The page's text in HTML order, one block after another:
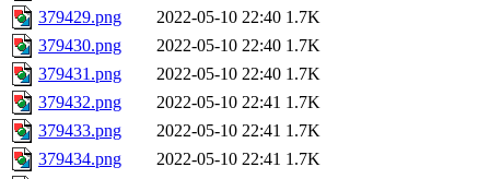
379429.png
2022-05-10 22:40 1.7K
379430.png
2022-05-10 22:40 1.7K
379431.png
2022-05-10 22:40 1.7K
379432.png
2022-05-10 22:41 1.7K
379433.png
2022-05-10 22:41 1.7K
379434.png
2022-05-10 22:41 1.7K